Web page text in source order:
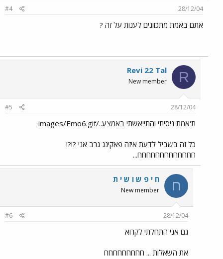
28/12/04
#4
אתם באמת מתכוונים לענות על זה ?
R
Revi 22 Tal
New member
28/12/04
#5
ת'אמת ניסיתי והתייאשתי באמצע../images/Emo6.gif
כל זה בשביל לדעת איזה פאקינג גרב אני ?!?!
חחחחחחחחחחחחח...
ח ח י פ ש ו ש י ת
New member
28/12/04
#6
גם אני התחלתי לקרוא
את השאלות ... חחחחחחחחח